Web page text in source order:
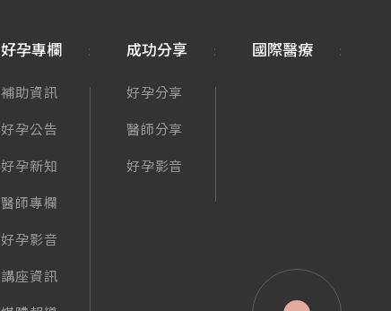
好孕專欄
補助資訊
好孕公告
好孕新知
醫師專欄
好孕影音
講座資訊
成功分享
好孕分享
醫師分享
好孕影音
國際醫療